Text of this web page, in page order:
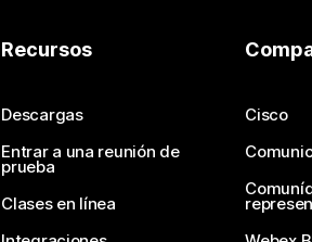
Recursos
Descargas
Entrar a una reunión de
prueba
Clases en línea
Cisco